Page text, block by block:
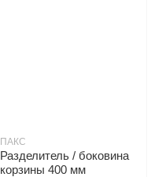
ПАКС
Разделитель / боковина
корзины 400 мм